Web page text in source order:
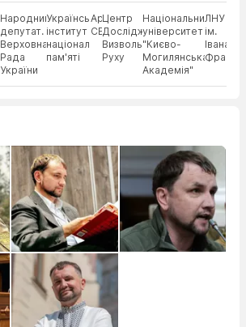
Народний
депутат.
Верховна
Рада
України
Український
інститут
національної
пам'яті
Архіву
СБУ
Центр
Досліджень
Визвольного
Руху
Національний
університет
"Києво-
Могилянська
Академія"
ЛНУ
ім.
Івана
Франка